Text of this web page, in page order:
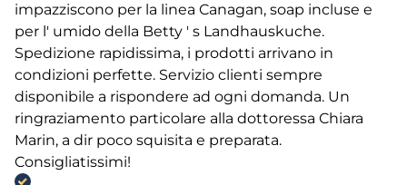
impazziscono per la linea Canagan, soap incluse e
per l' umido della Betty ' s Landhauskuche.
Spedizione rapidissima, i prodotti arrivano in
condizioni perfette. Servizio clienti sempre
disponibile a rispondere ad ogni domanda. Un
ringraziamento particolare alla dottoressa Chiara
Marin, a dir poco squisita e preparata.
Consigliatissimi!